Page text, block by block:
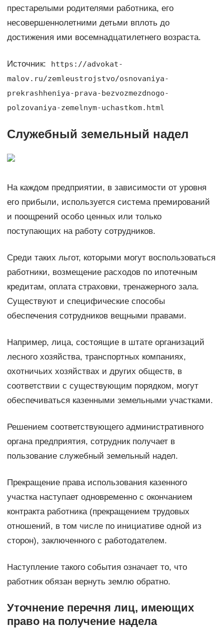
престарелыми родителями работника, его
несовершеннолетними детьми вплоть до
достижения ими восемнадцатилетнего возраста.
Источник:
https://advokat-
malov.ru/zemleustrojstvo/osnovaniya-
prekrashheniya-prava-bezvozmezdnogo-
polzovaniya-zemelnym-uchastkom.html
Служебный земельный надел
На каждом предприятии, в зависимости от уровня
его прибыли, используется система премирований
и поощрений особо ценных или только
поступающих на работу сотрудников.
Среди таких льгот, которыми могут воспользоваться
работники, возмещение расходов по ипотечным
кредитам, оплата страховки, тренажерного зала.
Существуют и специфические способы
обеспечения сотрудников вещными правами.
Например, лица, состоящие в штате организаций
лесного хозяйства, транспортных компаниях,
охотничьих хозяйствах и других обществ, в
соответствии с существующим порядком, могут
обеспечиваться казенными земельными участками.
Решением соответствующего административного
органа предприятия, сотрудник получает в
пользование служебный земельный надел.
Прекращение права использования казенного
участка наступает одновременно с окончанием
контракта работника (прекращением трудовых
отношений, в том числе по инициативе одной из
сторон), заключенного с работодателем.
Наступление такого события означает то, что
работник обязан вернуть землю обратно.
Уточнение перечня лиц, имеющих
право на получение надела